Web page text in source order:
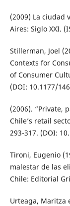
(2009) La ciudad
Aires: Siglo XXI.
Stillerman, Joel
Contexts for
of Consumer
(DOI: 10.1177/
(2006). “Private,
Chile’s retail
293-317. (DOI:
Tironi, Eugenio
malestar de las
Chile: Editorial
Urteaga, Maritza